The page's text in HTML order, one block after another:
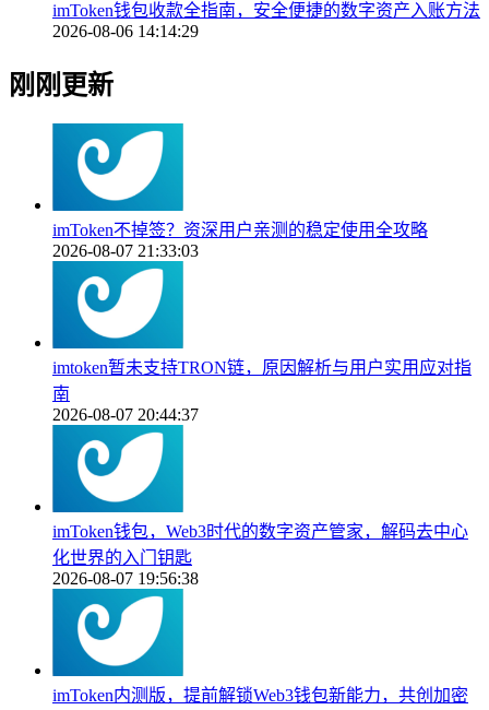
imToken钱包收款全指南，安全便捷的数字资产入账方法
2026-08-06 14:14:29
刚刚更新
imToken不掉签？资深用户亲测的稳定使用全攻略
2026-08-07 21:33:03
imtoken暂未支持TRON链，原因解析与用户实用应对指
南
2026-08-07 20:44:37
imToken钱包，Web3时代的数字资产管家，解码去中心
化世界的入门钥匙
2026-08-07 19:56:38
imToken内测版，提前解锁Web3钱包新能力，共创加密